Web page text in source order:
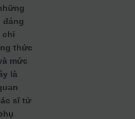
đáng
chỉ
thức
mức
là
sĩ tử